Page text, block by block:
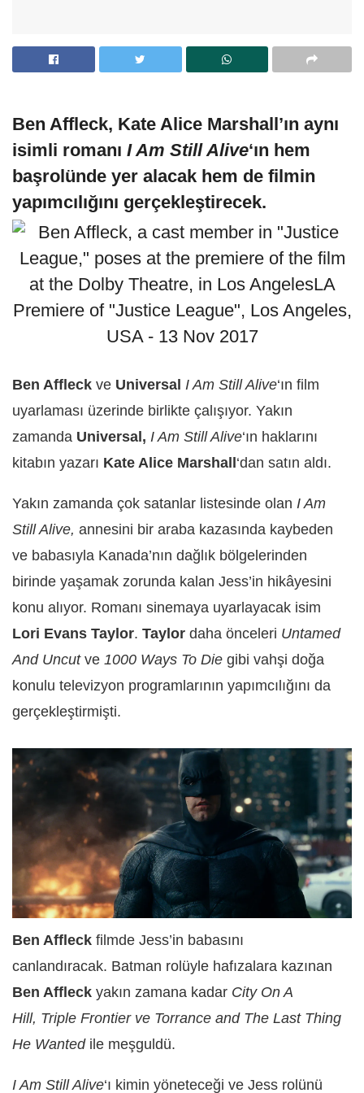
Ben Affleck, Kate Alice Marshall’ın aynı
isimli romanı I Am Still Alive‘ın hem
başrolünde yer alacak hem de filmin
yapımcılığını gerçekleştirecek.
Ben Affleck ve Universal I Am Still Alive‘ın film
uyarlaması üzerinde birlikte çalışıyor. Yakın
zamanda Universal, I Am Still Alive‘ın haklarını
kitabın yazarı Kate Alice Marshall ‘dan satın aldı.
Yakın zamanda çok satanlar listesinde olan I Am
Still Alive, annesini bir araba kazasında kaybeden
ve babasıyla Kanada’nın dağlık bölgelerinden
birinde yaşamak zorunda kalan Jess’in hikâyesini
konu alıyor. Romanı sinemaya uyarlayacak isim
Lori Evans Taylor. Taylor daha önceleri Untamed
And Uncutve 1000 Ways To Die gibi vahşi doğa
konulu televizyon programlarının yapımcılığını da
gerçekleştirmişti.
Ben Affleck filmde Jess’in babasını
canlandıracak. Batman rolüyle hafızalara kazınan
Ben Affleck yakın zamana kadar City On A
Hill, Triple Frontier ve Torrance and The Last Thing
He Wanted ile meşguldü.
I Am Still Alive‘ı kimin yöneteceği ve Jess rolünü